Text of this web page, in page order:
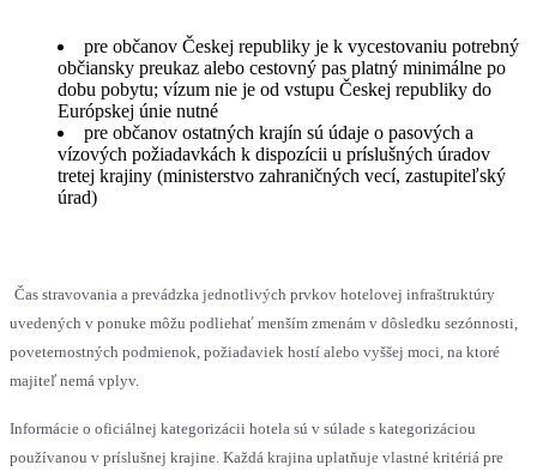
pre občanov Českej republiky je k vycestovaniu potrebný
občiansky preukaz alebo cestovný pas platný minimálne po
dobu pobytu; vízum nie je od vstupu Českej republiky do
Európskej únie nutné
pre občanov ostatných krajín sú údaje o pasových a
vízových požiadavkách k dispozícii u príslušných úradov
tretej krajiny (ministerstvo zahraničných vecí, zastupiteľský
úrad)
Čas stravovania a prevádzka jednotlivých prvkov hotelovej infraštruktúry
uvedených v ponuke môžu podliehať menším zmenám v dôsledku sezónnosti,
poveternostných podmienok, požiadaviek hostí alebo vyššej moci, na ktoré
majiteľ nemá vplyv.
Informácie o oficiálnej kategorizácii hotela sú v súlade s kategorizáciou
používanou v príslušnej krajine. Každá krajina uplatňuje vlastné kritériá pre